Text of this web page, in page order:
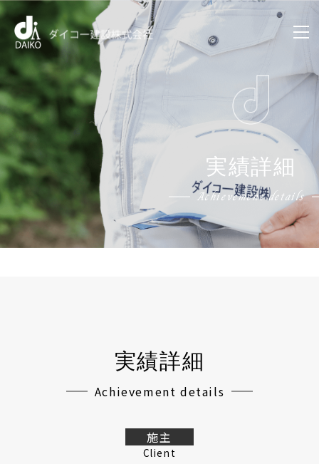
実績詳細
Achievement details
実績詳細
Achievement details
施主
Client